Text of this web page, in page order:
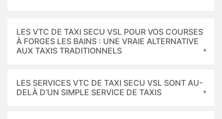
LES VTC DE TAXI SECU VSL POUR VOS COURSES
À FORGES LES BAINS : UNE VRAIE ALTERNATIVE
AUX TAXIS TRADITIONNELS
LES SERVICES VTC DE TAXI SECU VSL SONT AU-
DELÀ D’UN SIMPLE SERVICE DE TAXIS